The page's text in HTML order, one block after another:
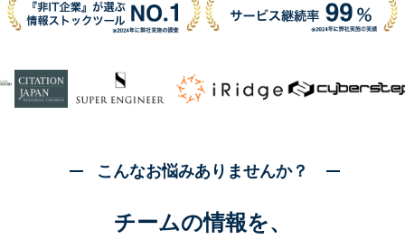
こんなお悩みありませんか？
チームの情報を、